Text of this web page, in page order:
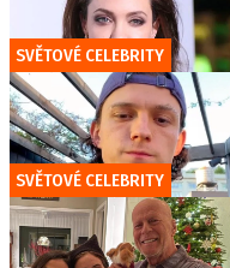
SVĚTOVÉ CELEBRITY
SVĚTOVÉ CELEBRITY